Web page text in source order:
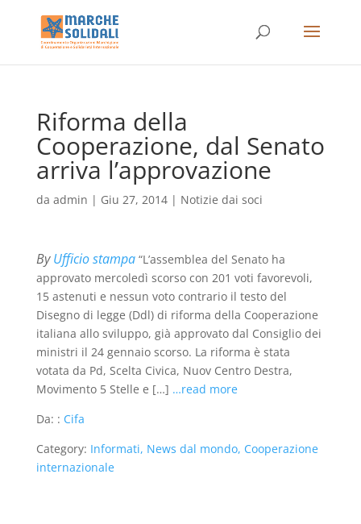
Riforma della
Cooperazione, dal Senato
arriva l’approvazione
da admin | Giu 27, 2014| Notizie dai soci
ByUfficio stampa“L’assemblea del Senato ha
approvato mercoledì scorso con 201 voti favorevoli,
15 astenuti e nessun voto contrario il testo del
Disegno di legge (Ddl) di riforma della Cooperazione
italiana allo sviluppo, già approvato dal Consiglio dei
ministri il 24 gennaio scorso. La riforma è stata
votata da Pd, Scelta Civica, Nuov Centro Destra,
Movimento 5 Stelle e […] …read more
Da: : Cifa
Category: Informati, News dal mondo, Cooperazione
internazionale